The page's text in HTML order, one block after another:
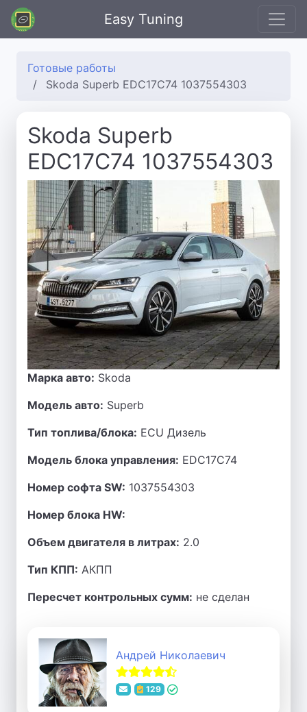
Easy Tuning
Готовые работы
Skoda Superb EDC17C74 1037554303
Skoda Superb
EDC17C74 1037554303
Марка авто: Skoda
Модель авто: Superb
Тип топлива/блока: ECU Дизель
Модель блока управления: EDC17C74
Номер софта SW: 1037554303
Номер блока HW:
Объем двигателя в литрах: 2.0
Тип КПП: АКПП
Пересчет контрольных сумм: не сделан
Андрей Николаевич
129